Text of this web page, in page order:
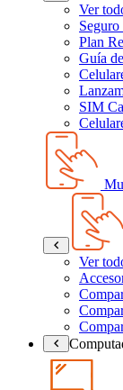
Ver
Plan
Guía
SIM
Ver